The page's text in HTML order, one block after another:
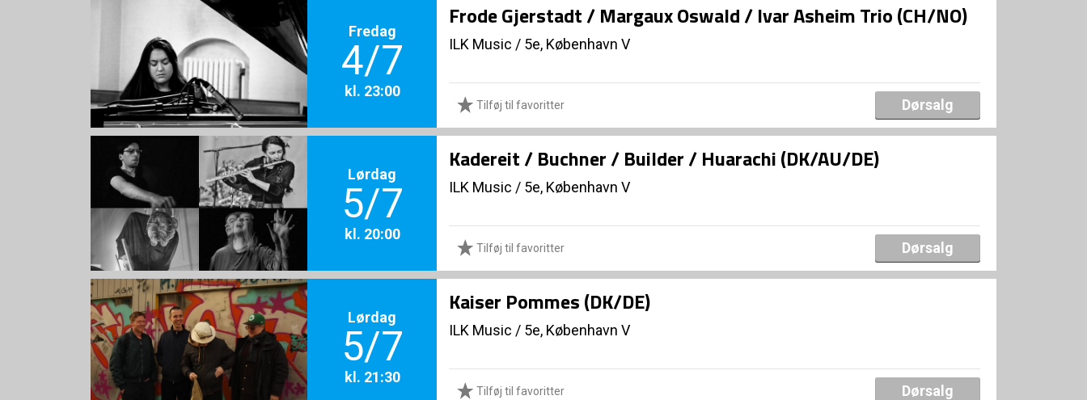
Fredag
4/7
kl. 23:00
Frode Gjerstadt / Margaux Oswald / Ivar Asheim Trio (CH/NO)
ILK Music / 5e, København V
Tilføj til favoritter Dørsalg
Lørdag
5/7
kl. 20:00
Kadereit / Buchner / Builder / Huarachi (DK/AU/DE)
ILK Music / 5e, København V
Tilføj til favoritter Dørsalg
Lørdag
5/7
kl. 21:30
Kaiser Pommes (DK/DE)
ILK Music / 5e, København V
Tilføj til favoritter Dørsalg